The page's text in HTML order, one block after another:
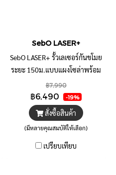
SebO LASER+
SebO LASER+ รั้วเลเซอร์กันขโมย
ระยะ 150ม.แบบแผงโซล่าพร้อม
แบตเตอรี่ ส่งสัญญาณไร้สายสู่ไซ
เลนระยะ 100 เมตร ติดตั้งเองได้
ไม่ต้องเดินสาย
฿7,990
฿6,490 -19%
สั่งซื้อสินค้า
(มีหลายคุณสมบัติให้เลือก)
เปรียบเทียบ